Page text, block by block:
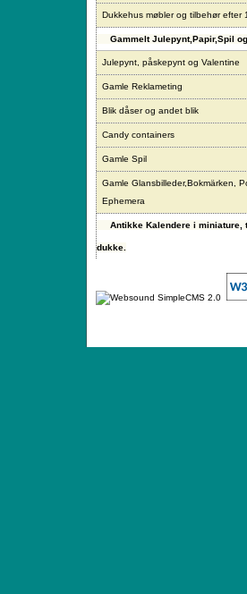
Dukkehus møbler og tilbehør efter
Gammelt Julepynt,Papir,Spil
Julepynt, påskepynt og Valentine
Gamle Reklameting
Blik dåser og andet blik
Candy containers
Gamle Spil
Gamle Glansbilleder,Bokmärken,
Ephemera
Antikke Kalendere i miniature,
dukke.